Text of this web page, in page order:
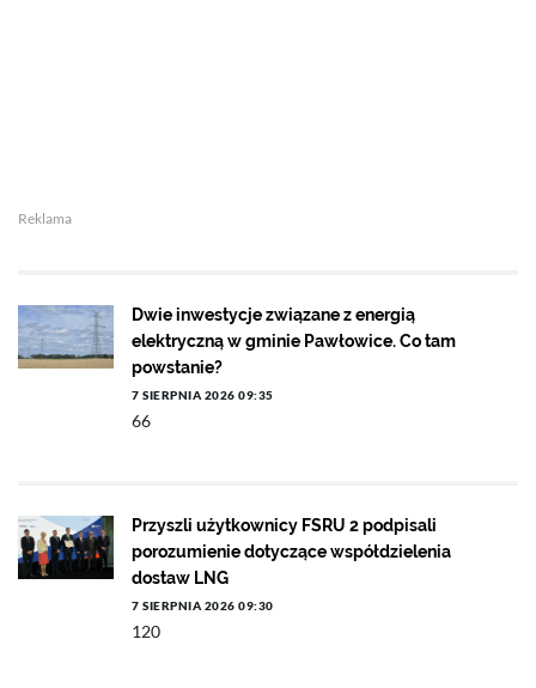
Reklama
Dwie inwestycje związane z energią
elektryczną w gminie Pawłowice. Co tam
powstanie?
7 SIERPNIA 2026 09:35
66
Przyszli użytkownicy FSRU 2 podpisali
porozumienie dotyczące współdzielenia
dostaw LNG
7 SIERPNIA 2026 09:30
120